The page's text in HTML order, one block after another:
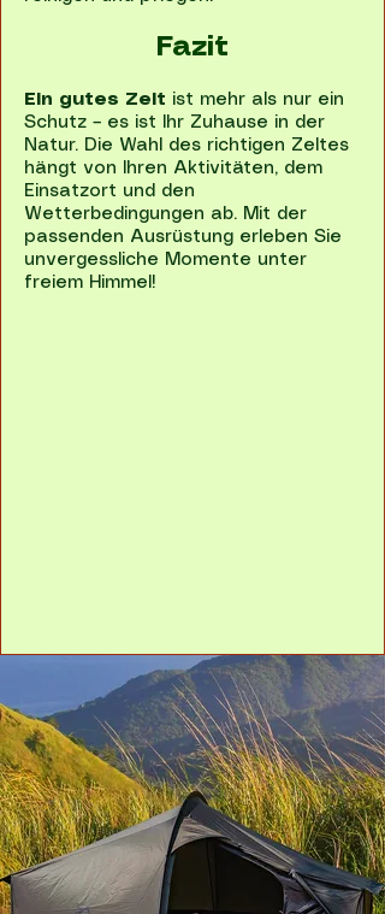
Fazit
Ein gutes Zelt ist mehr als nur ein
Schutz – es ist Ihr Zuhause in der
Natur. Die Wahl des richtigen Zeltes
hängt von Ihren Aktivitäten, dem
Einsatzort und den
Wetterbedingungen ab. Mit der
passenden Ausrüstung erleben Sie
unvergessliche Momente unter
freiem Himmel!